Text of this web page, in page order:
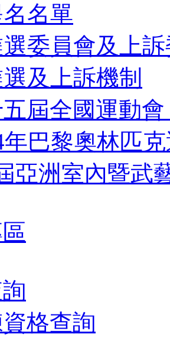
名單
委員會及上
及上訴機制
屆全國運動
年巴黎奧林匹
亞洲室內暨武
格查詢